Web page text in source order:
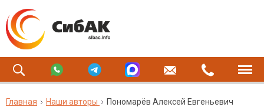
Главная Наши авторы Пономарёв Алексей Евгеньевич